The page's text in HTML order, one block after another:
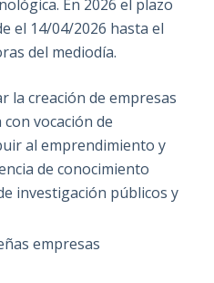
En 2026 el plazo
el 14/04/2026 hasta el
del mediodía.
la creación de empresas
vocación de
al emprendimiento y
de conocimiento
investigación públicos y
empresas